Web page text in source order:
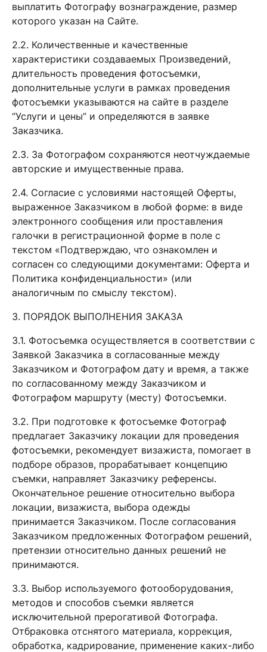
выплатить Фотографу вознаграждение, размер
которого указан на Сайте.
2.2. Количественные и качественные
характеристики создаваемых Произведений,
длительность проведения фотосъемки,
дополнительные услуги в рамках проведения
фотосъемки указываются на сайте в разделе
“Услуги и цены” и определяются в заявке
Заказчика.
2.3. За Фотографом сохраняются неотчуждаемые
авторские и имущественные права.
2.4. Согласие с условиями настоящей Оферты,
выраженное Заказчиком в любой форме: в виде
электронного сообщения или проставления
галочки в регистрационной форме в поле с
текстом «Подтверждаю, что ознакомлен и
согласен со следующими документами: Оферта и
Политика конфиденциальности» (или
аналогичным по смыслу текстом).
3. ПОРЯДОК ВЫПОЛНЕНИЯ ЗАКАЗА
3.1. Фотосъемка осуществляется в соответствии с
Заявкой Заказчика в согласованные между
Заказчиком и Фотографом дату и время, а также
по согласованному между Заказчиком и
Фотографом маршруту (месту) Фотосъемки.
3.2. При подготовке к фотосъемке Фотограф
предлагает Заказчику локации для проведения
фотосъемки, рекомендует визажиста, помогает в
подборе образов, прорабатывает концепцию
съемки, направляет Заказчику референсы.
Окончательное решение относительно выбора
локации, визажиста, выбора одежды
принимается Заказчиком. После согласования
Заказчиком предложенных Фотографом решений,
претензии относительно данных решений не
принимаются.
3.3. Выбор используемого фотооборудования,
методов и способов съемки является
исключительной прерогативой Фотографа.
Отбраковка отснятого материала, коррекция,
обработка, кадрирование, применение каких-либо